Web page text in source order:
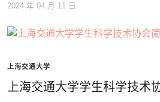
2024 年 04 月 11 日
上海交通大学
上海交通大学学生科学技术